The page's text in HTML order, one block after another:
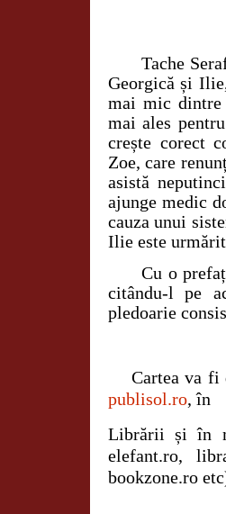
Tache
Georgică și
mai mic dintre
mai ales
crește corect
Zoe, care
asistă
ajunge medic
cauza unui
Ilie este
Cu o
citându-l pe
pledoarie
Cartea va fi
publisol.ro, în
Librării și în
elefant.ro,
bookzone.ro